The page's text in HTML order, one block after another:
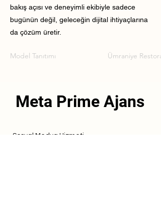
bakış açısı ve deneyimli ekibiyle sadece
bugünün değil, geleceğin dijital ihtiyaçlarına
da çözüm üretir.
Model Tanıtımı Ümraniye
Meta Prime Ajans
Sosyal Medya Hizmeti